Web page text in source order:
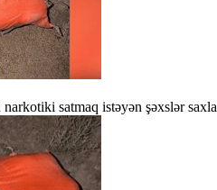
satmaq istəyən şəxslər